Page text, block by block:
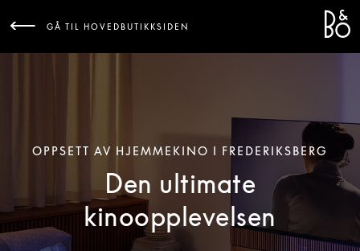
GÅ TIL HOVEDBUTIKKSIDEN
OPPSETT AV HJEMMEKINO I FREDERIKSBERG
Den ultimate
kinoopplevelsen